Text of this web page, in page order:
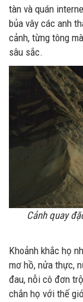
tàn và quán
bủa vây các anh
cảnh, từng tông
sâu sắc.
Cảnh quay
Khoảnh khắc họ
mơ hồ, nửa thực,
đau, nỗi cô đơn
chắn họ với thế